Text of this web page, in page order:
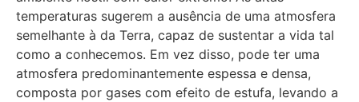
temperaturas sugerem a ausência de uma atmosfera
semelhante à da Terra, capaz de sustentar a vida tal
como a conhecemos. Em vez disso, pode ter uma
atmosfera predominantemente espessa e densa,
composta por gases com efeito de estufa, levando a